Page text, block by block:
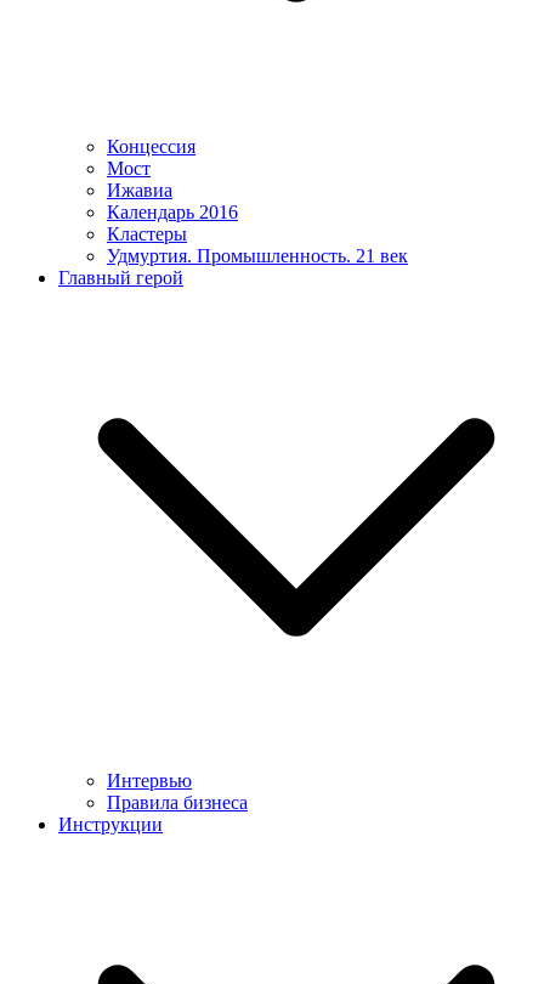
Концессия
Мост
Ижавиа
Календарь 2016
Кластеры
Удмуртия. Промышленность. 21 век
Главный герой
Интервью
Правила бизнеса
Инструкции